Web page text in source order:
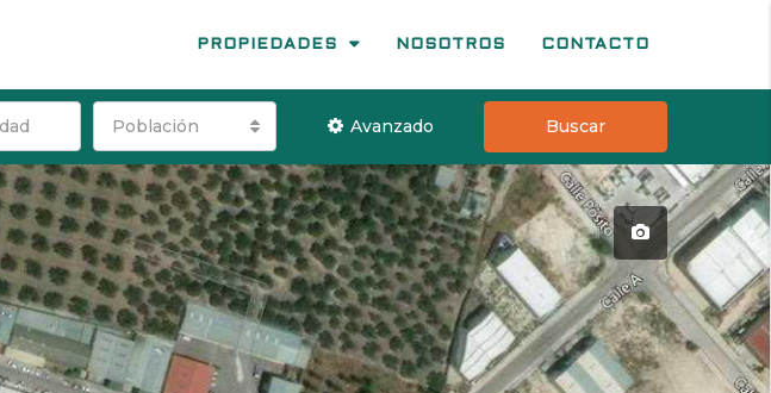
PROPIEDADES NOSOTROS CONTACTO
Población Avanzado Buscar